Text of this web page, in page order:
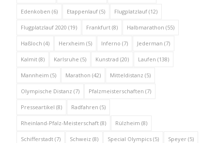
Edenkoben (6) Etappenlauf(5) Flugplatzlauf(12)
Flugplatzlauf 2020 (19) Frankfurt(8) Halbmarathon (55)
Haßloch (4) Herxheim (5) Inferno (7) Jederman (7)
Kalmit(8) Karlsruhe (5) Kunstrad (20) Laufen (138)
Mannheim (5) Marathon (42) Mitteldistanz (5)
Olympische Distanz (7) Pfalzmeisterschaften (7)
Presseartikel (8) Radfahren (5)
Rheinland-Pfalz-Meisterschaft(8) Rülzheim (8)
Schifferstadt(7) Schweiz (8) Special Olympics(5) Speyer(5)